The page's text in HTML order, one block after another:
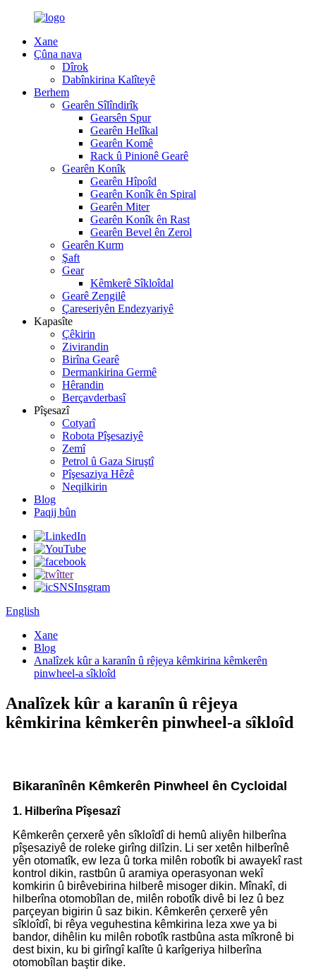
Xane
Çûna nava
Dîrok
Dabînkirina Kalîteyê
Berhem
Gearên Sîlîndirîk
Gearsên Spur
Gearên Helîkal
Gearên Komê
Rack û Pinionê Gearê
Gearên Konîk
Gearên Hîpoîd
Gearên Konîk ên Spiral
Gearên Miter
Gearên Konîk ên Rast
Gearên Bevel ên Zerol
Gearên Kurm
Şaft
Gear
Kêmkerê Sîkloîdal
Gearê Zengilê
Çareseriyên Endezyariyê
Kapasîte
Çêkirin
Zivirandin
Birîna Gearê
Dermankirina Germê
Hêrandin
Berçavderbasî
Pîşesazî
Cotyarî
Robota Pîşesaziyê
Zemî
Petrol û Gaza Siruştî
Pîşesaziya Hêzê
Neqilkirin
Blog
Paqij bûn
English
Xane
Blog
Analîzek kûr a karanîn û rêjeya kêmkirina kêmkerên
pinwheel-a sîkloîd
Analîzek kûr a karanîn û rêjeya
kêmkirina kêmkerên pinwheel-a sîkloîd
Bikaranînên Kêmkerên Pinwheel ên Cycloidal
1. Hilberîna Pîşesazî
Kêmkerên çerxerê yên sîkloîdî di hemû aliyên hilberîna
pîşesaziyê de roleke girîng dilîzin. Li ser xetên hilberînê
yên otomatîk, ew leza û torka milên robotîk bi awayekî rast
kontrol dikin, rastbûn û aramiya operasyonan wekî
komkirin û birêvebirina hilberê misoger dikin. Mînakî, di
hilberîna otomobîlan de, milên robotîk divê bi lez û bez
parçeyan bigirin û saz bikin. Kêmkerên çerxerê yên
sîkloîdî, bi rêya veguhestina kêmkirina leza xwe ya bi
bandor, dihêlin ku milên robotîk rastbûna asta mîkronê bi
dest bixin, ku bi girîngî kalîte û karîgeriya hilberîna
otomobîlan baştir dike.